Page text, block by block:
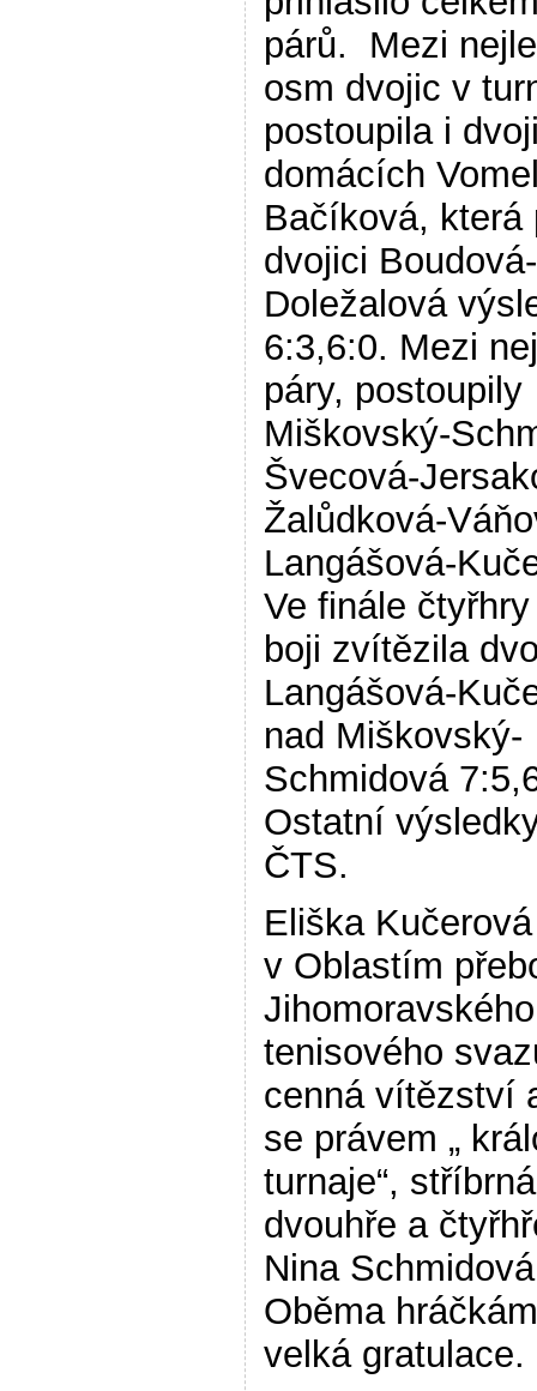
párů. Mezi
osm dvojic v
postoupila i
domácích
Bačíková, která
dvojici Boudová-
Doležalová
6:3,6:0. Mezi
páry, postoupily
Miškovský-
Švecová-
Žalůdková-
Langášová-
Ve finále
boji zvítězila
Langášová-
nad Miškovský-
Schmidová
Ostatní
ČTS.
Eliška
v Oblastím
Jihomoravského
tenisového
cenná vítězství
se právem „
turnaje“,
dvouhře a
Nina
Oběma
velká gratulace.